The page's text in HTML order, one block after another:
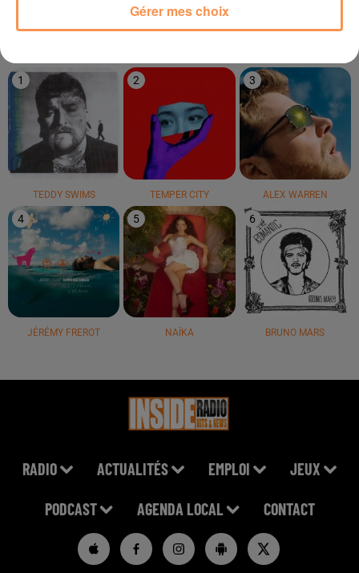
LE TOP
1
TEDDY SWIMS
2
TEMPER CITY
3
ALEX WARREN
4
JÉRÉMY FREROT
5
NAÏKA
6
BRUNO MARS
RADIO ACTUALITÉS EMPLOI JEUX
PODCAST AGENDA LOCAL CONTACT
Gérer mes choix